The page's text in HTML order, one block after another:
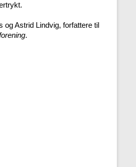
og Astrid Lindvig, forfattere til
.